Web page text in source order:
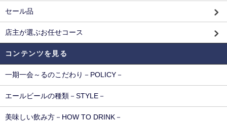
セール品
店主が選ぶお任せコース
コンテンツを見る
一期一会～るのこだわり－POLICY－
エールビールの種類－STYLE－
美味しい飲み方－HOW TO DRINK－